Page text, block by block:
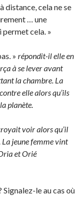
cela ne se
… une
permet cela. »
» répondit-il elle en
à se lever avant
la chambre. La
elle alors qu’ils
planète.
voir alors qu’il
La jeune femme vint
et Orié
le au cas où